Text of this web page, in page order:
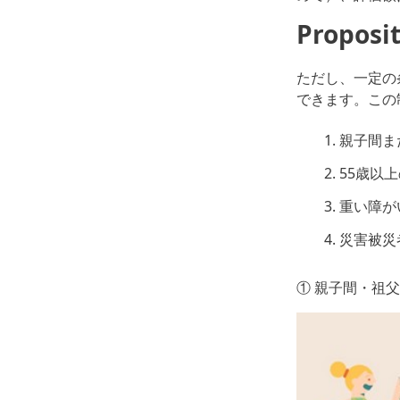
ただし、一定
できます。こ
親子間
55歳以
重い障
災害被災
① 親子間・祖